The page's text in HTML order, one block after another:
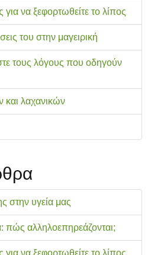
να ξεφορτωθείτε το λίπος
του στην μαγειρική
τους λόγους που οδηγούν
και λαχανικών
στην υγεία μας
πώς αλληλοεπηρεάζονται;
να ξεφορτωθείτε το λίπος